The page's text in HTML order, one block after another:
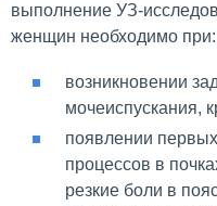
выполнение УЗ-
женщин необходимо при:
возникновении
мочеиспускания,
появлении первых
процессов в
резкие боли в